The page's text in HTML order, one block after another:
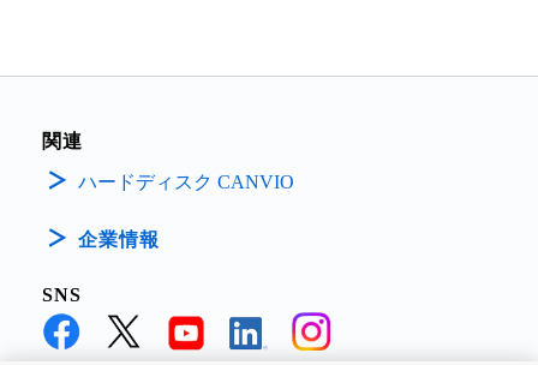
関連
ハードディスク CANVIO
企業情報
SNS